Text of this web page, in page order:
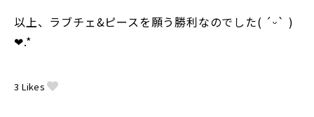
以上、ラブチェ&ピースを願う勝利なのでした( ´ᵕ` )
❤︎.*
3 Likes